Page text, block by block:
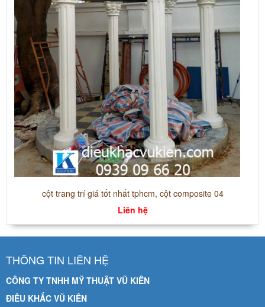
cột trang trí giá tốt nhất tphcm, cột composite 04
Liên hệ
THÔNG TIN LIÊN HỆ
CÔNG TY TNHH MỸ THUẬT VŨ KIÊN
ĐIÊU KHẮC VŨ KIÊN